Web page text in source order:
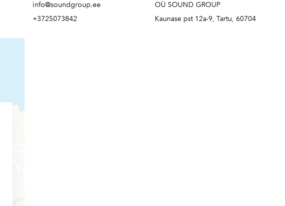
info@soundgroup.ee
+3725073842
OÜ SOUND GROUP
Kaunase pst 12a-9, Tartu, 60704